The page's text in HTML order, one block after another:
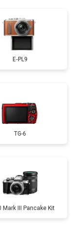
E‑PL9
TG-6
Mark III Pancake Kit